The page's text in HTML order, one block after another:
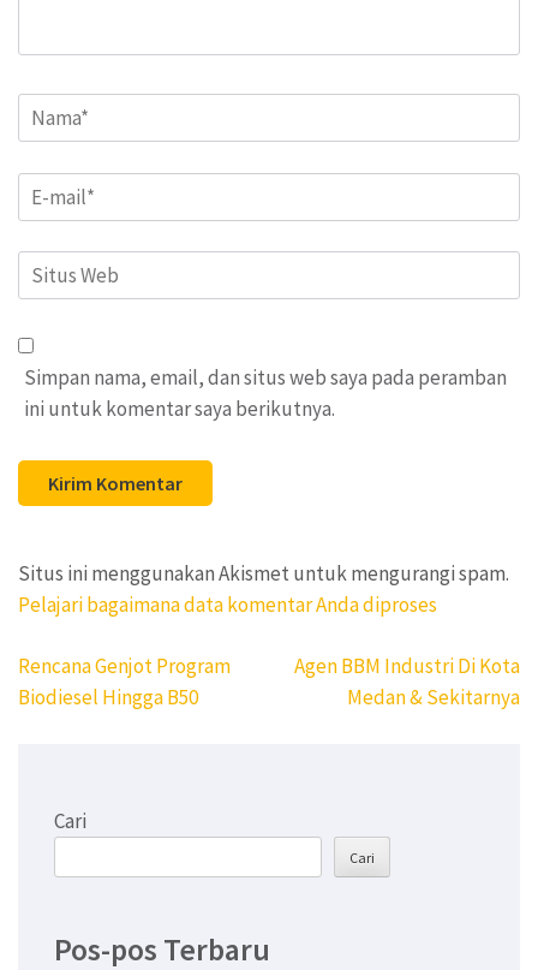
Name*
Email*
Situs
Web
Simpan nama, email, dan situs web saya pada peramban
ini untuk komentar saya berikutnya.
Situs ini menggunakan Akismet untuk mengurangi spam.
Pelajari bagaimana data komentar Anda diproses
Navigasi
pos
Rencana Genjot Program
Biodiesel Hingga B50
Agen BBM Industri Di Kota
Medan & Sekitarnya
Cari
Cari
Pos-pos Terbaru